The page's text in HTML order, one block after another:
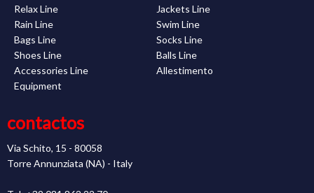
Relax Line
Jackets Line
Rain Line
Swim Line
Bags Line
Socks Line
Shoes Line
Balls Line
Accessories Line
Allestimento
Equipment
contactos
Via Schito, 15 - 80058
Torre Annunziata (NA) - Italy